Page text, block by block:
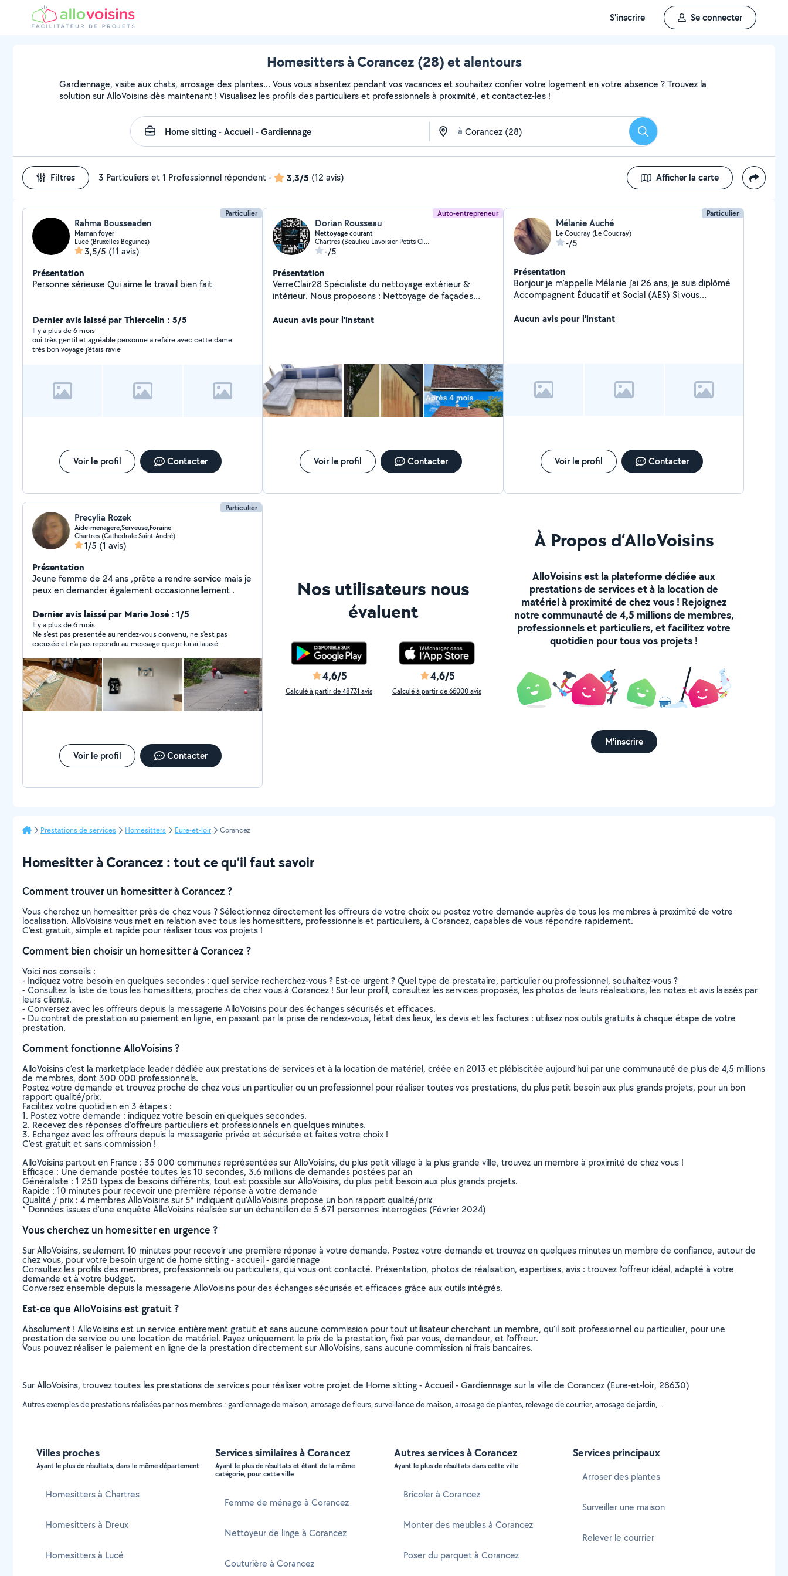
S'inscrire Se connecter
Homesitters à Corancez (28) et alentours
Gardiennage, visite aux chats, arrosage des plantes... Vous vous absentez pendant vos vacances et souhaitez confier votre logement en votre absence ? Trouvez la
solution sur AlloVoisins dès maintenant ! Visualisez les profils des particuliers et professionnels à proximité, et contactez-les !
à Rechercher
Filtres 3 Particuliers et 1 Professionnel répondent- 3,3/5 (12 avis) Afficher la carte
Particulier
Rahma Bousseaden
Maman foyer
Lucé (Bruxelles Beguines)
3,5/5 (11 avis)
Présentation
Personne sérieuse Qui aime le travail bien fait
Dernier avis laissé par Thiercelin : 5/5
Il y a plus de 6 mois
oui très gentil et agréable personne a refaire avec cette dame
très bon voyage j'étais ravie
Voir le profil Contacter
Auto-entrepreneur
Dorian Rousseau
Nettoyage courant
Chartres (Beaulieu Lavoisier Petits Clos)
-/5
Présentation
VerreClair28 Spécialiste du nettoyage extérieur &
intérieur. Nous proposons : Nettoyage de façades
Nettoyage vitre Intervention rapide, travail soigné et
Aucun avis pour l'instant
Voir le profil Contacter
Particulier
Mélanie Auché
Le Coudray (Le Coudray)
-/5
Présentation
Bonjour je m'appelle Mélanie j'ai 26 ans, je suis diplômé
Accompagnent Éducatif et Social (AES) Si vous
quelques courses, gardez vos chiens/chats ou même
Aucun avis pour l'instant
Voir le profil Contacter
Particulier
Precylia Rozek
Aide-menagere,Serveuse,Foraine
Chartres (Cathedrale Saint-André)
1/5 (1 avis)
Présentation
Jeune femme de 24 ans ,prête a rendre service mais je
peux en demander également occasionnellement .
Dernier avis laissé par Marie José : 1/5
Il y a plus de 6 mois
Ne s'est pas presentée au rendez-vous convenu, ne s'est pas
excusée et n'a pas repondu au message que je lui ai laissé.
Voir le profil Contacter
Nos utilisateurs nous
évaluent
4,6/5
Calculé à partir de 48731 avis
4,6/5
Calculé à partir de 66000 avis
À Propos d’AlloVoisins
AlloVoisins est la plateforme dédiée aux
prestations de services et à la location de
matériel à proximité de chez vous ! Rejoignez
notre communauté de 4,5 millions de membres,
professionnels et particuliers, et facilitez votre
quotidien pour tous vos projets !
M'inscrire
Prestations de services Homesitters Eure-et-loir Corancez
Homesitter à Corancez : tout ce qu’il faut savoir
Comment trouver un homesitter à Corancez ?
Vous cherchez un homesitter près de chez vous ? Sélectionnez directement les offreurs de votre choix ou postez votre demande auprès de tous les membres à proximité de votre
localisation. AlloVoisins vous met en relation avec tous les homesitters, professionnels et particuliers, à Corancez, capables de vous répondre rapidement.
C’est gratuit, simple et rapide pour réaliser tous vos projets !
Comment bien choisir un homesitter à Corancez ?
Voici nos conseils :
- Indiquez votre besoin en quelques secondes : quel service recherchez-vous ? Est-ce urgent ? Quel type de prestataire, particulier ou professionnel, souhaitez-vous ?
- Consultez la liste de tous les homesitters, proches de chez vous à Corancez ! Sur leur profil, consultez les services proposés, les photos de leurs réalisations, les notes et avis laissés par
leurs clients.
- Conversez avec les offreurs depuis la messagerie AlloVoisins pour des échanges sécurisés et efficaces.
- Du contrat de prestation au paiement en ligne, en passant par la prise de rendez-vous, l’état des lieux, les devis et les factures : utilisez nos outils gratuits à chaque étape de votre
prestation.
Comment fonctionne AlloVoisins ?
AlloVoisins c’est la marketplace leader dédiée aux prestations de services et à la location de matériel, créée en 2013 et plébiscitée aujourd’hui par une communauté de plus de 4,5 millions
de membres, dont 300 000 professionnels.
Postez votre demande et trouvez proche de chez vous un particulier ou un professionnel pour réaliser toutes vos prestations, du plus petit besoin aux plus grands projets, pour un bon
rapport qualité/prix.
Facilitez votre quotidien en 3 étapes :
1. Postez votre demande : indiquez votre besoin en quelques secondes.
2. Recevez des réponses d’offreurs particuliers et professionnels en quelques minutes.
3. Echangez avec les offreurs depuis la messagerie privée et sécurisée et faites votre choix !
C’est gratuit et sans commission !
AlloVoisins partout en France : 35 000 communes représentées sur AlloVoisins, du plus petit village à la plus grande ville, trouvez un membre à proximité de chez vous !
Efficace : Une demande postée toutes les 10 secondes, 3.6 millions de demandes postées par an
Généraliste : 1 250 types de besoins différents, tout est possible sur AlloVoisins, du plus petit besoin aux plus grands projets.
Rapide : 10 minutes pour recevoir une première réponse à votre demande
Qualité / prix : 4 membres AlloVoisins sur 5* indiquent qu’AlloVoisins propose un bon rapport qualité/prix
* Données issues d’une enquête AlloVoisins réalisée sur un échantillon de 5 671 personnes interrogées (Février 2024)
Vous cherchez un homesitter en urgence ?
Sur AlloVoisins, seulement 10 minutes pour recevoir une première réponse à votre demande. Postez votre demande et trouvez en quelques minutes un membre de confiance, autour de
chez vous, pour votre besoin urgent de home sitting - accueil - gardiennage
Consultez les profils des membres, professionnels ou particuliers, qui vous ont contacté. Présentation, photos de réalisation, expertises, avis : trouvez l'offreur idéal, adapté à votre
demande et à votre budget.
Conversez ensemble depuis la messagerie AlloVoisins pour des échanges sécurisés et efficaces grâce aux outils intégrés.
Est-ce que AlloVoisins est gratuit ?
Absolument ! AlloVoisins est un service entièrement gratuit et sans aucune commission pour tout utilisateur cherchant un membre, qu’il soit professionnel ou particulier, pour une
prestation de service ou une location de matériel. Payez uniquement le prix de la prestation, fixé par vous, demandeur, et l’offreur.
Vous pouvez réaliser le paiement en ligne de la prestation directement sur AlloVoisins, sans aucune commission ni frais bancaires.
Sur AlloVoisins, trouvez toutes les prestations de services pour réaliser votre projet de Home sitting - Accueil - Gardiennage sur la ville de Corancez (Eure-et-loir, 28630)
Autres exemples de prestations réalisées par nos membres : gardiennage de maison, arrosage de fleurs, surveillance de maison, arrosage de plantes, relevage de courrier, arrosage de jardin, ..
Villes proches
Ayant le plus de résultats, dans le même département
Homesitters à Chartres
Homesitters à Dreux
Homesitters à Lucé
Services similaires à Corancez
Ayant le plus de résultats et étant de la même
catégorie, pour cette ville
Femme de ménage à Corancez
Nettoyeur de linge à Corancez
Couturière à Corancez
Autres services à Corancez
Ayant le plus de résultats dans cette ville
Bricoler à Corancez
Monter des meubles à Corancez
Poser du parquet à Corancez
Services principaux
Arroser des plantes
Surveiller une maison
Relever le courrier